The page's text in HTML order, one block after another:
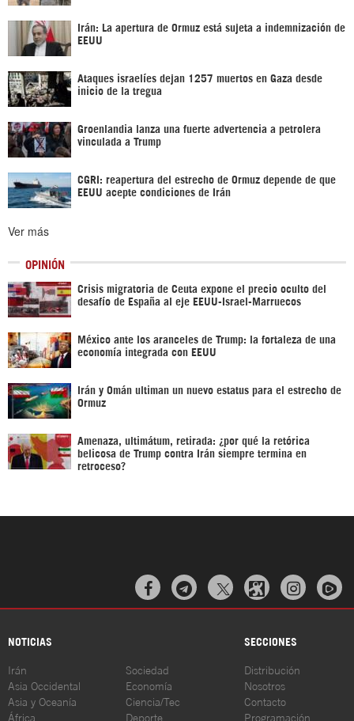
Irán: La apertura de Ormuz está sujeta a indemnización de
EEUU
Ataques israelíes dejan 1257 muertos en Gaza desde
inicio de la tregua
Groenlandia lanza una fuerte advertencia a petrolera
vinculada a Trump
CGRI: reapertura del estrecho de Ormuz depende de que
EEUU acepte condiciones de Irán
Ver más
OPINIÓN
Crisis migratoria de Ceuta expone el precio oculto del
desafío de España al eje EEUU-Israel-Marruecos
México ante los aranceles de Trump: la fortaleza de una
economía integrada con EEUU
Irán y Omán ultiman un nuevo estatus para el estrecho de
Ormuz
Amenaza, ultimátum, retirada: ¿por qué la retórica
belicosa de Trump contra Irán siempre termina en
retroceso?
  
NOTICIAS SECCIONES
Irán
Asia Occidental
Asia y Oceanía
África
Sociedad
Economía
Ciencia/Tec
Deporte
Distribución
Nosotros
Contacto
Programación